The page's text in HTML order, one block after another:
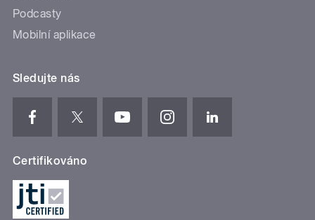
Podcasty
Mobilní aplikace
Sledujte nás
Certifikováno